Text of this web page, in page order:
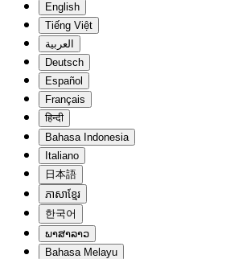
English
Tiếng Việt
العربية
Deutsch
Español
Français
हिन्दी
Bahasa Indonesia
Italiano
日本語
ភាសាខ្មែរ
한국어
ພາສາລາວ
Bahasa Melayu